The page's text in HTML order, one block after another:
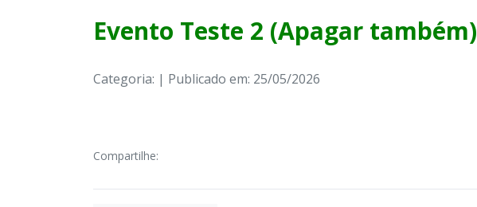
Evento Teste 2 (Apagar também)
Categoria: | Publicado em: 25/05/2026
Compartilhe: